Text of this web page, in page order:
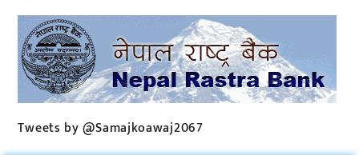
Tweets by @Samajkoawaj2067